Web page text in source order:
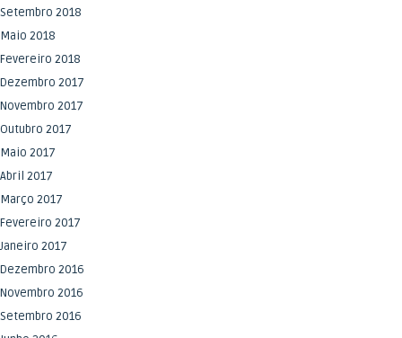
Setembro 2018
Maio 2018
Fevereiro 2018
Dezembro 2017
Novembro 2017
Outubro 2017
Maio 2017
Abril 2017
Março 2017
Fevereiro 2017
Janeiro 2017
Dezembro 2016
Novembro 2016
Setembro 2016